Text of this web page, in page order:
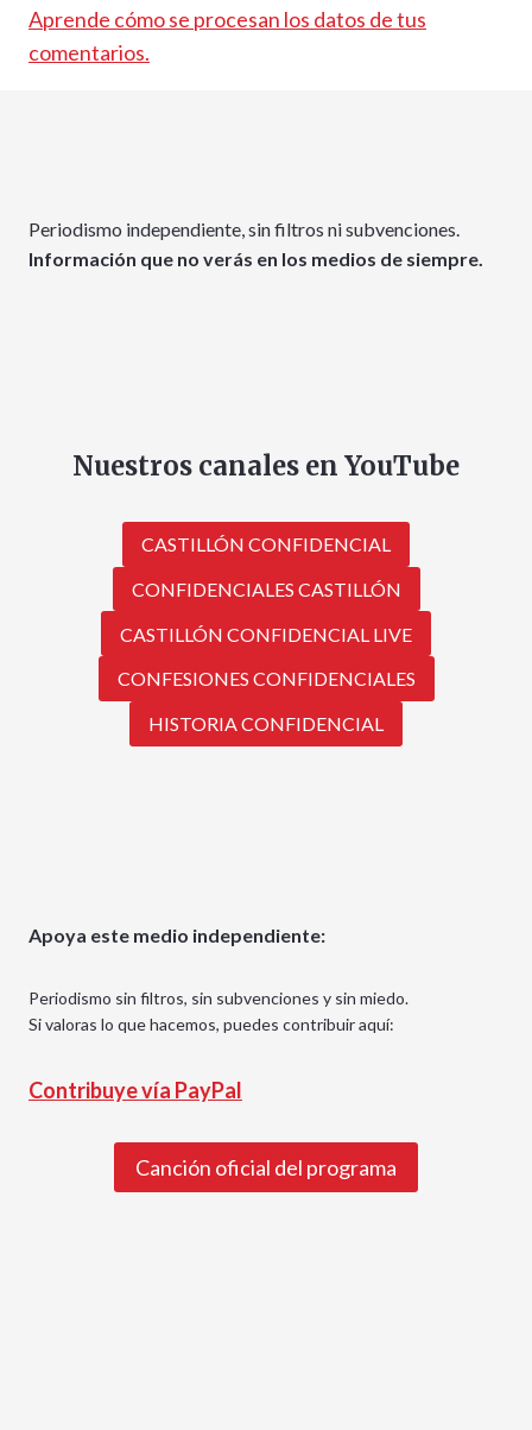
Aprende cómo se procesan los datos de tus
comentarios.
Periodismo independiente, sin filtros ni subvenciones.
Información que no verás en los medios de siempre.
Nuestros canales en YouTube
CASTILLÓN CONFIDENCIAL
CONFIDENCIALES CASTILLÓN
CASTILLÓN CONFIDENCIAL LIVE
CONFESIONES CONFIDENCIALES
HISTORIA CONFIDENCIAL
Apoya este medio independiente:
Periodismo sin filtros, sin subvenciones y sin miedo.
Si valoras lo que hacemos, puedes contribuir aquí:
Contribuye vía PayPal
Canción oficial del programa